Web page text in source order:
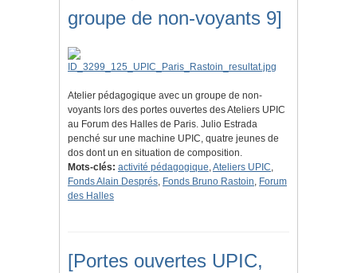
groupe de non-voyants 9]
Atelier pédagogique avec un groupe de non-
voyants lors des portes ouvertes des Ateliers UPIC
au Forum des Halles de Paris. Julio Estrada
penché sur une machine UPIC, quatre jeunes de
dos dont un en situation de composition.
Mots-clés: activité pédagogique,Ateliers UPIC,
Fonds Alain Després, Fonds Bruno Rastoin, Forum
des Halles
[Portes ouvertes UPIC,